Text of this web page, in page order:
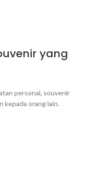
yang
personal, souvenir
kepada orang lain.